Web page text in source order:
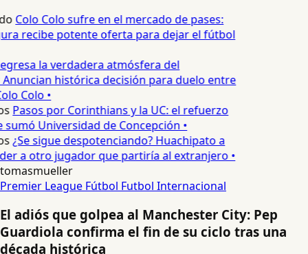
Colo Colo sufre en el mercado de pases:
recibe potente oferta para dejar el fútbol
la verdadera atmósfera del
histórica decisión para duelo entre
Colo •
Pasos por Corinthians y la UC: el refuerzo
Universidad de Concepción •
¿Se sigue despotenciando? Huachipato a
a otro jugador que partiría al extranjero •
tomasmueller
Premier League Fútbol Futbol Internacional
El adiós que golpea al Manchester City: Pep
Guardiola confirma el fin de su ciclo tras una
década histórica